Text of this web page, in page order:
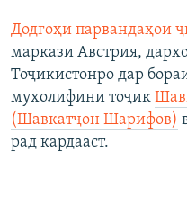
Додгоҳи парвандаҳои
маркази Австрия,
Тоҷикистонро дар
мухолифини тоҷик
(Шавкатҷон Шарифов)
рад кардааст.